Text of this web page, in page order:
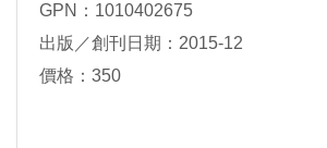
GPN：1010402675
出版／創刊日期：2015-12
價格：350